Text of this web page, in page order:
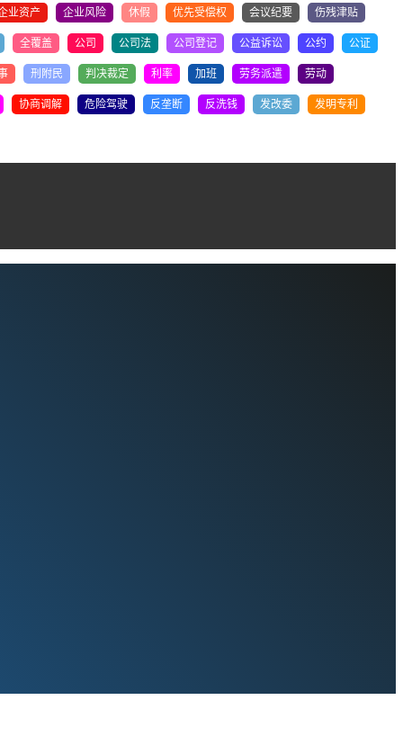
业资产 企业风险 休假 优先受偿权 会议纪要 伤残津贴
全覆盖 公司 公司法 公司登记 公益诉讼 公约 公证
刑附民 判决裁定 利率 加班 劳务派遣 劳动
协商调解 危险驾驶 反垄断 反洗钱 发改委 发明专利